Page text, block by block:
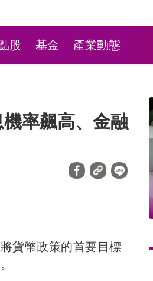
股 基金 產業動態
率飆高、金融
貨幣政策的首要目標